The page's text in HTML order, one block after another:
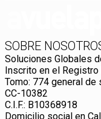
SOBRE
Soluciones Globales
Inscrito en el
Tomo: 774 general de
CC-10382
C.I.F.: B10368918
Domicilio social en